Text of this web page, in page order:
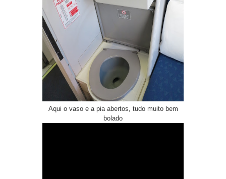
Aqui o vaso e a pia abertos, tudo muito bem
bolado